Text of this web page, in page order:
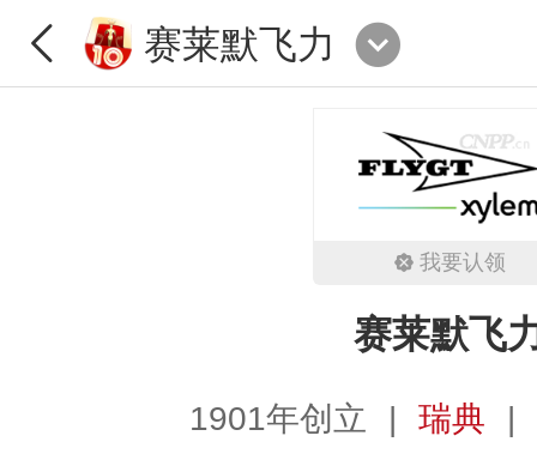
赛莱默飞力
我要认领
赛莱默飞
1901年创立
瑞典